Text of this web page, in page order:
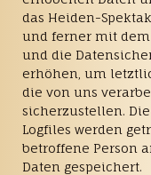
das Heiden-
und ferner mit dem
und die
erhöhen, um
die von uns
sicherzustellen.
Logfiles werden
betroffene Person
Daten gespeichert.